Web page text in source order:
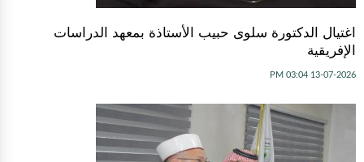
اغتيال الدكتورة سلوى حبيب الأستاذة بمعهد الدراسات
الإفريقية
13-07-2026 03:04 PM